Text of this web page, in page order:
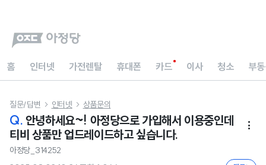
홈 인터넷 가전렌탈 휴대폰 카드 이사 청소 부
질문/답변  인터넷  상품문의
Q. 안녕하세요~! 아정당으로 가입해서 이용중인데
티비 상품만 업드레이드하고 싶습니다.

아정당_314252